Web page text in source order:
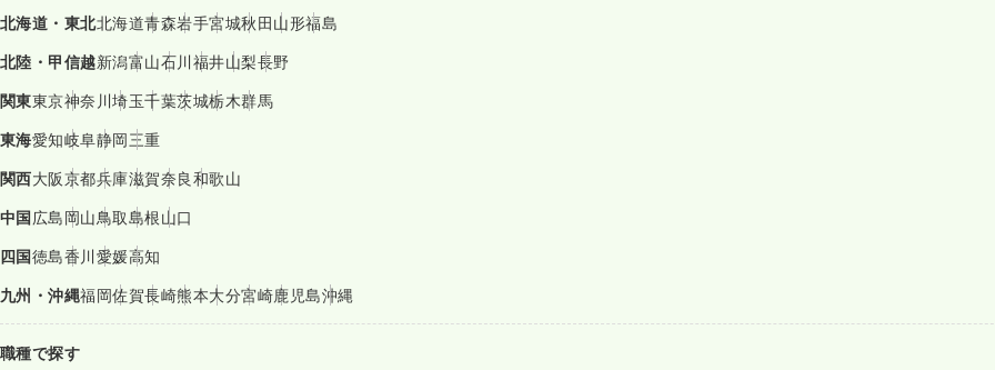
北海道・東北北海道青森岩手宮城秋田山形福島
北陸・甲信越新潟富山石川福井山梨長野
関東東京神奈川埼玉千葉茨城栃木群馬
東海愛知岐阜静岡三重
関西大阪京都兵庫滋賀奈良和歌山
中国広島岡山鳥取島根山口
四国徳島香川愛媛高知
九州・沖縄福岡佐賀長崎熊本大分宮崎鹿児島沖縄
職種で探す